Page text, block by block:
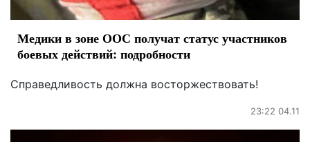
Медики в зоне ООС получат статус участников
боевых действий: подробности
Справедливость должна восторжествовать!
23:22 04.11